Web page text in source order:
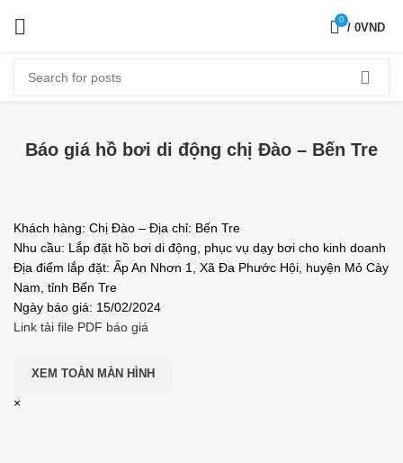
0
/ 0VND
Báo giá hồ bơi di động chị Đào – Bến Tre
Khách hàng: Chị Đào – Địa chỉ: Bến Tre
Nhu cầu: Lắp đặt hồ bơi di động, phục vụ dạy bơi cho kinh doanh
Địa điểm lắp đặt: Ấp An Nhơn 1, Xã Đa Phước Hội, huyện Mỏ Cày
Nam, tỉnh Bến Tre
Ngày báo giá: 15/02/2024
Link tải file PDF báo giá
XEM TOÀN MÀN HÌNH
×